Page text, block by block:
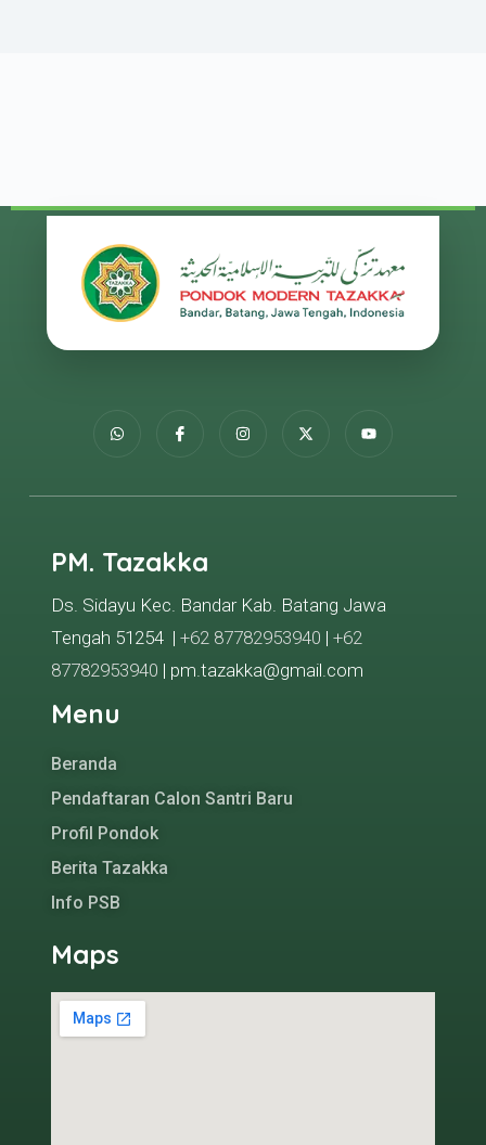
PM. Tazakka
Ds. Sidayu Kec. Bandar Kab. Batang Jawa
Tengah 51254 | +62 87782953940 | +62
87782953940 | pm.tazakka@gmail.com
Menu
Beranda
Pendaftaran Calon Santri Baru
Profil Pondok
Berita Tazakka
Info PSB
Maps